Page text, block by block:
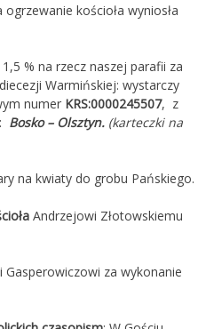
ogrzewanie kościoła wyniosła
% na rzecz naszej parafii za
Warmińskiej: wystarczy
numer KRS:0000245507, z
Bosko – Olsztyn. (karteczki na
na kwiaty do grobu Pańskiego.
Andrzejowi Złotowskiemu
Gasperowiczowi za wykonanie